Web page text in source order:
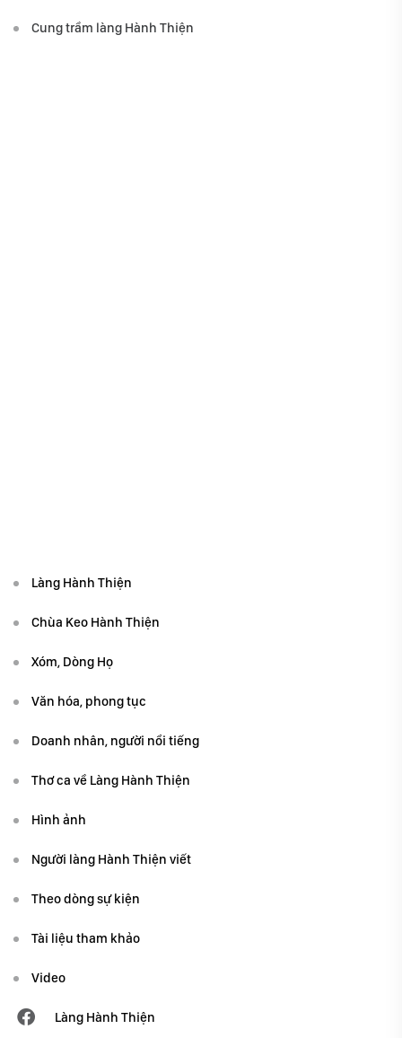
Cung trầm làng Hành Thiện
Làng Hành Thiện
Chùa Keo Hành Thiện
Xóm, Dòng Họ
Văn hóa, phong tục
Doanh nhân, người nổi tiếng
Thơ ca về Làng Hành Thiện
Hình ảnh
Người làng Hành Thiện viết
Theo dòng sự kiện
Tài liệu tham khảo
Video
Làng Hành Thiện